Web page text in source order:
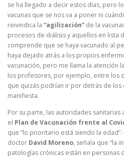
se ha llegado a decir estos días, pero
vacunas que se nos va a poner ni
reivindica la “agilización”de la
procesos de diálisis y aquellos en lista
comprende que se haya vacunado al
haya dejado atrás a los propios
vacunación, pero me llama la atención
los profesores, por ejemplo, entre los
que quizás podrían ir por detrás de los
manifiesta.
Por su parte, las autoridades sanitarias
el Plan de Vacunación frente al
que “lo prioritario está siendo la
doctor David Moreno, señala que “la
patologías crónicas están en personas